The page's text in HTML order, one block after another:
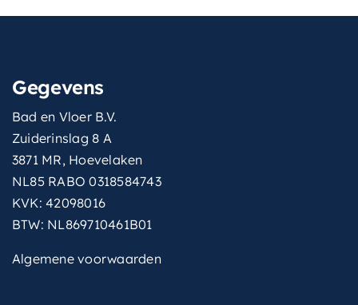
Gegevens
Bad en Vloer B.V.
Zuiderinslag 8 A
3871 MR, Hoevelaken
NL85 RABO 0318584743
KVK: 42098016
BTW: NL869710461B01
Algemene voorwaarden